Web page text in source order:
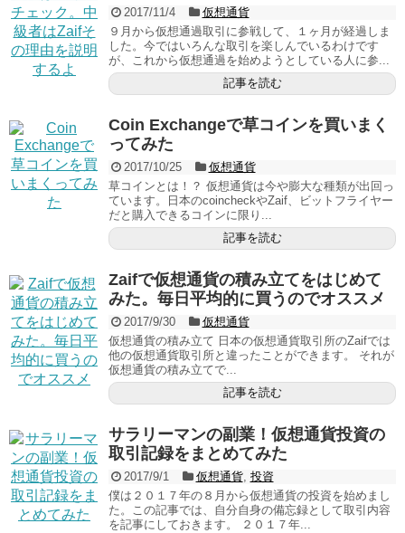
2017/11/4
仮想通貨
９月から仮想通過取引に参戦して、１ヶ月が経過しま
した。今ではいろんな取引を楽しんでいるわけです
が、これから仮想通過を始めようとしている人に参...
記事を読む
Coin Exchangeで草コインを買いまく
ってみた
2017/10/25
仮想通貨
草コインとは！？ 仮想通貨は今や膨大な種類が出回っ
ています。日本のcoincheckやZaif、ビットフライヤー
だと購入できるコインに限り...
記事を読む
Zaifで仮想通貨の積み立てをはじめて
みた。毎日平均的に買うのでオススメ
2017/9/30
仮想通貨
仮想通貨の積み立て 日本の仮想通貨取引所のZaifでは
他の仮想通貨取引所と違ったことができます。 それが
仮想通貨の積み立てで...
記事を読む
サラリーマンの副業！仮想通貨投資の
取引記録をまとめてみた
2017/9/1 仮想通貨, 投資
僕は２０１７年の８月から仮想通貨の投資を始めまし
た。この記事では、自分自身の備忘録として取引内容
を記事にしておきます。 ２０１７年...